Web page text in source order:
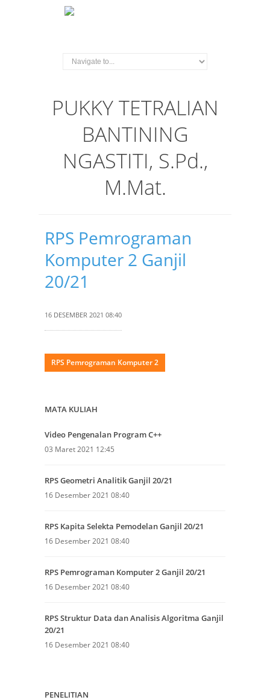
PUKKY TETRALIAN
BANTINING
NGASTITI, S.Pd.,
M.Mat.
RPS Pemrograman
Komputer 2 Ganjil
20/21
16 DESEMBER 2021 08:40
RPS Pemrograman Komputer 2
MATA KULIAH
Video Pengenalan Program C++
03 Maret 2021 12:45
RPS Geometri Analitik Ganjil 20/21
16 Desember 2021 08:40
RPS Kapita Selekta Pemodelan Ganjil 20/21
16 Desember 2021 08:40
RPS Pemrograman Komputer 2 Ganjil 20/21
16 Desember 2021 08:40
RPS Struktur Data dan Analisis Algoritma Ganjil
20/21
16 Desember 2021 08:40
PENELITIAN